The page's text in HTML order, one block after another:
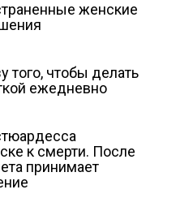
женские
того, чтобы делать
ежедневно
к смeрти. После
принимает